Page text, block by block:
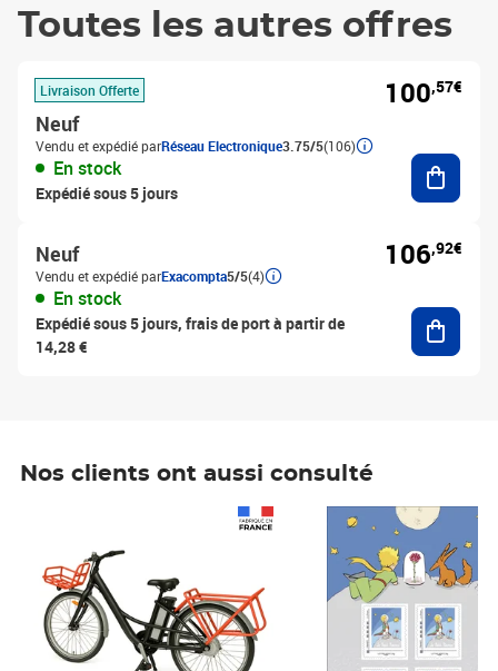
Toutes les autres offres
Livraison Offerte
Neuf
Vendu et expédié parRéseau Electronique3.75/5(106)
En stock
Expédié sous 5 jours
100,57€
Neuf
Vendu et expédié parExacompta5/5(4)
En stock
Expédié sous 5 jours, frais de port à partir de
14,28 €
106,92€
Nos clients ont aussi consulté
Prix 7,50€